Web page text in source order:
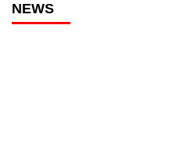
NEWS